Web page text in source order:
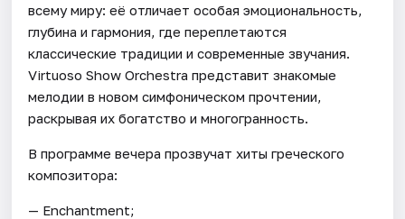
всему миру: её отличает особая эмоциональность,
глубина и гармония, где переплетаются
классические традиции и современные звучания.
Virtuoso Show Orchestra представит знакомые
мелодии в новом симфоническом прочтении,
раскрывая их богатство и многогранность.
В программе вечера прозвучат хиты греческого
композитора:
— Enchantment;